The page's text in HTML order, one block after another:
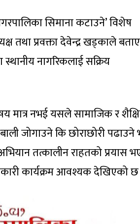
सिमाना कटाउने’ विशेष
तथा प्रवक्ता देवेन्द्र खड्काले
नागरिकलाई सक्रिय
मात्र नभई यसले सामाजिक र
जोगाउने कि छोराछोरी पढाउने
तत्कालीन राहतको प्रयास
कार्यक्रम आवश्यक देखिएको छ